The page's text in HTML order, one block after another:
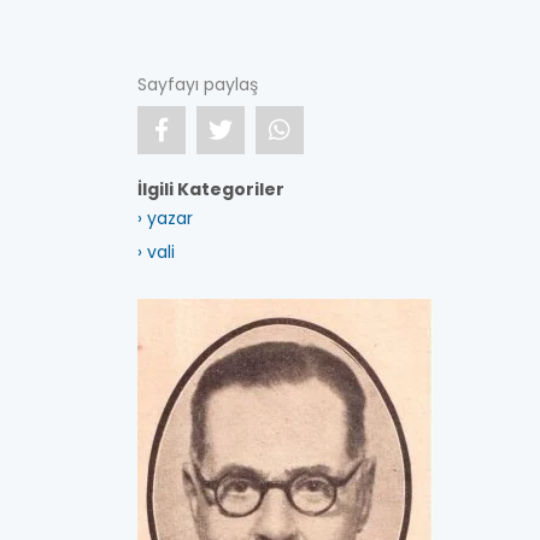
Sayfayı paylaş
İlgili Kategoriler
› yazar
› vali